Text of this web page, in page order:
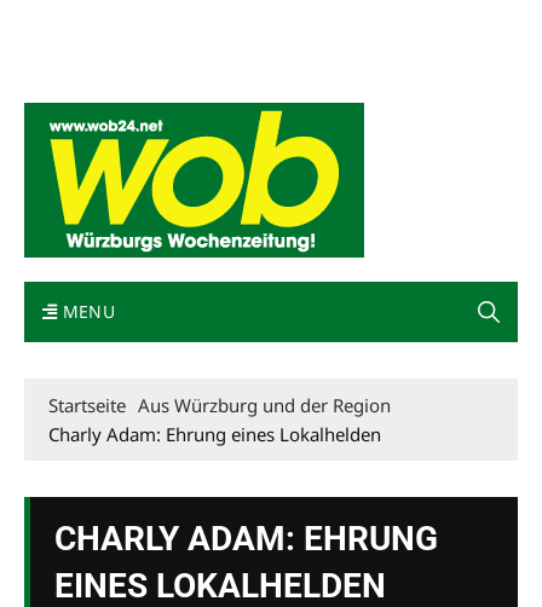
MENU
Startseite Aus Würzburg und der Region
Charly Adam: Ehrung eines Lokalhelden
CHARLY ADAM: EHRUNG
EINES LOKALHELDEN